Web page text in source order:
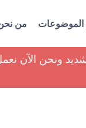
من
ونحن الآن